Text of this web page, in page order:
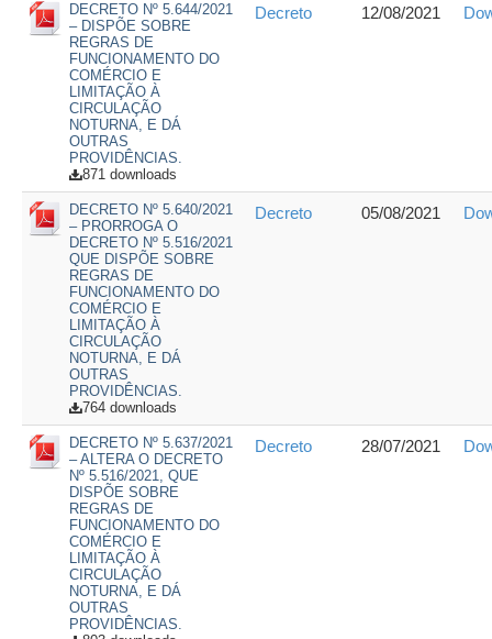
DECRETO Nº 5.644/2021
– DISPÕE SOBRE
REGRAS DE
FUNCIONAMENTO DO
COMÉRCIO E
LIMITAÇÃO À
CIRCULAÇÃO
NOTURNA, E DÁ
OUTRAS
PROVIDÊNCIAS.
871 downloads
Decreto 12/08/2021
DECRETO Nº 5.640/2021
– PRORROGA O
DECRETO Nº 5.516/2021
QUE DISPÕE SOBRE
REGRAS DE
FUNCIONAMENTO DO
COMÉRCIO E
LIMITAÇÃO À
CIRCULAÇÃO
NOTURNA, E DÁ
OUTRAS
PROVIDÊNCIAS.
764 downloads
Decreto 05/08/2021
DECRETO Nº 5.637/2021
– ALTERA O DECRETO
Nº 5.516/2021, QUE
DISPÕE SOBRE
REGRAS DE
FUNCIONAMENTO DO
COMÉRCIO E
LIMITAÇÃO À
CIRCULAÇÃO
NOTURNA, E DÁ
OUTRAS
PROVIDÊNCIAS.
Decreto 28/07/2021